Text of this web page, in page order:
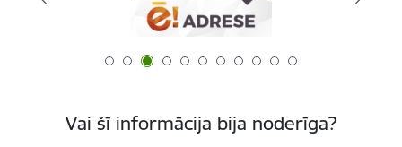
Vai šī informācija bija noderīga?